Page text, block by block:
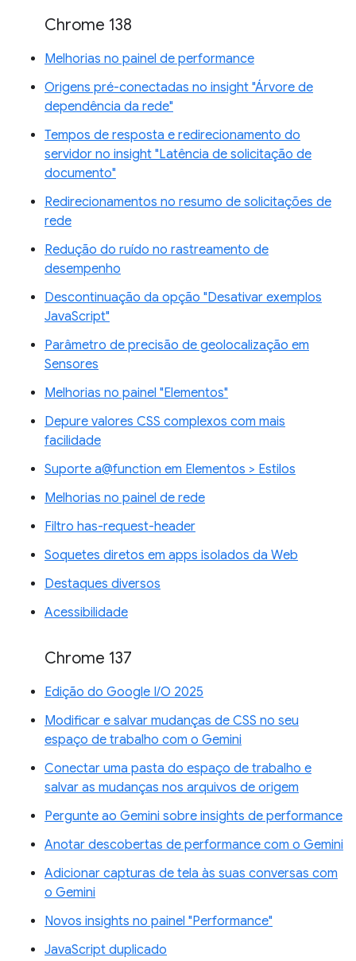
Chrome 138
Melhorias no painel de performance
Origens pré-conectadas no insight "Árvore de
dependência da rede"
Tempos de resposta e redirecionamento do
servidor no insight "Latência de solicitação de
documento"
Redirecionamentos no resumo de solicitações de
rede
Redução do ruído no rastreamento de
desempenho
Descontinuação da opção "Desativar exemplos
JavaScript"
Parâmetro de precisão de geolocalização em
Sensores
Melhorias no painel "Elementos"
Depure valores CSS complexos com mais
facilidade
Suporte a@function em Elementos > Estilos
Melhorias no painel de rede
Filtro has-request-header
Soquetes diretos em apps isolados da Web
Destaques diversos
Acessibilidade
Chrome 137
Edição do Google I/O 2025
Modificar e salvar mudanças de CSS no seu
espaço de trabalho com o Gemini
Conectar uma pasta do espaço de trabalho e
salvar as mudanças nos arquivos de origem
Pergunte ao Gemini sobre insights de performance
Anotar descobertas de performance com o Gemini
Adicionar capturas de tela às suas conversas com
o Gemini
Novos insights no painel "Performance"
JavaScript duplicado